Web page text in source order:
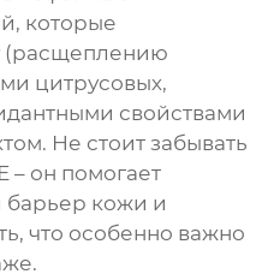
которые
(расщеплению
цитрусовых,
свойствами
Не стоит забывать
– он помогает
барьер кожи и
что особенно важно